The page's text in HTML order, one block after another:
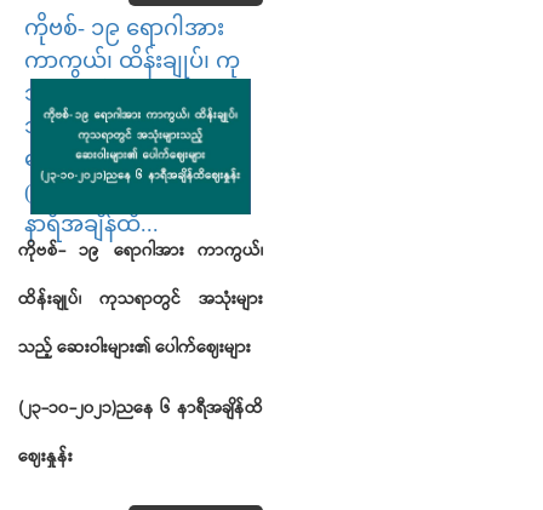
ကိုဗစ်- ၁၉ ရောဂါအား
ကာကွယ်၊ ထိန်းချုပ်၊ ကု
သရာတွင် အသုံးများ
သည့် ဆေးဝါးများ၏
ပေါက်ဈေးများ
(၂၃-၁၀-၂၀၂၁)ညနေ ၆
နာရီအချိန်ထိ...
ကိုဗစ်-၁၉ ရောဂါအား ကာကွယ်၊
ထိန်းချုပ်၊
ကုသရာတွင်
အသုံးများ
သည့်ဆေးဝါးများ၏ပေါက်ဈေးများ
(၂၃-၁၀-၂၀၂၁)ညနေ ၆ နာရီအချိန်ထိ
ဈေးနှုန်း